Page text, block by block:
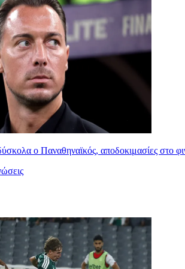
ο Παναθηναϊκός, αποδοκιμασίες στο